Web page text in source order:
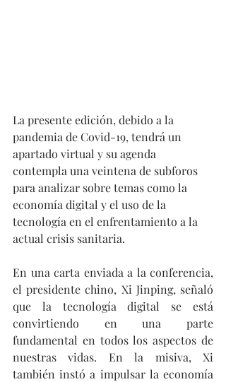
La presente edición, debido a la
pandemia de Covid-19, tendrá un
apartado virtual y su agenda
contempla una veintena de subforos
para analizar sobre temas como la
economía digital y el uso de la
tecnología en el enfrentamiento a la
actual crisis sanitaria.
En una carta enviada a la conferencia,
el presidente chino, Xi Jinping, señaló
que la tecnología digital se está
convirtiendo en una parte
fundamental en todos los aspectos de
nuestras vidas. En la misiva, Xi
también instó a impulsar la economía